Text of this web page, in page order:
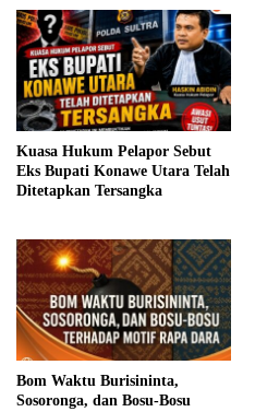
Kuasa Hukum Pelapor Sebut
Eks Bupati Konawe Utara Telah
Ditetapkan Tersangka
Bom Waktu Burisininta,
Sosoronga, dan Bosu-Bosu